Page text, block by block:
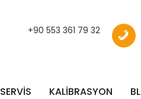
+90 553 361 79 32
KALİBRASYON